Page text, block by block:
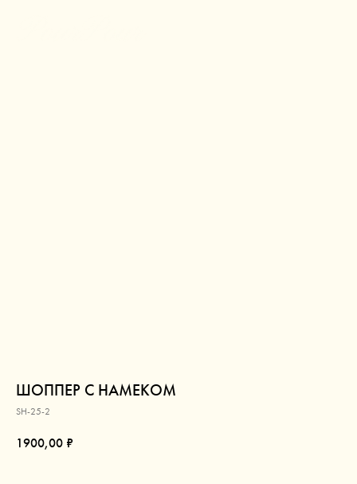
ШОППЕР С НАМЕКОМ
SH-25-2
1900,00 ₽